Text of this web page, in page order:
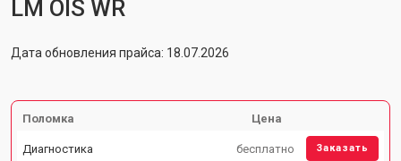
LM OIS WR
Дата обновления прайса: 18.07.2026
Поломка Цена
Диагностика бесплатно Заказать